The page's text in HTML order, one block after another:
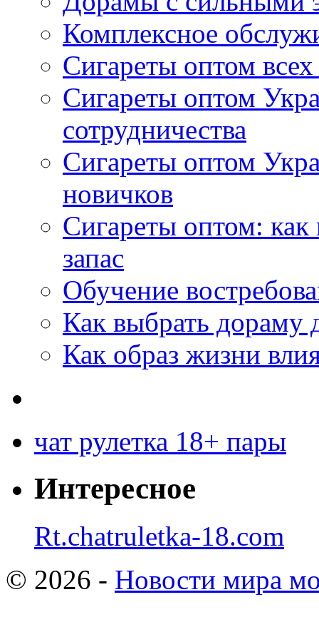
Комплексное
Сигареты оптом
Сигареты оптом
сотрудничества
Сигареты оптом
новичков
Сигареты оптом:
запас
Обучение
Как выбрать дораму
Как образ жизни
чат рулетка 18+ пары
Интересное
Rt.chatruletka-18.com
© 2026 - Новости мира